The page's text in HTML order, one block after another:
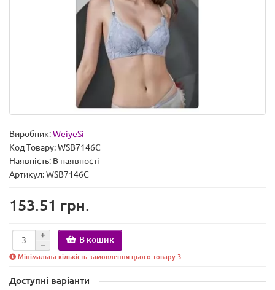
Виробник:WeiyeSi
Код Товару:WSB7146C
Наявність: В наявності
Артикул: WSB7146C
153.51 грн.
В кошик
Мінімальна кількість замовлення цього товару 3
Доступні варіанти